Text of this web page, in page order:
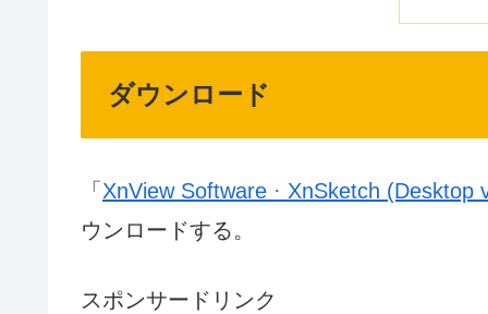
ダウンロード
「 XnView Software · XnSketch (Desktop
ウンロードする。
スポンサードリンク